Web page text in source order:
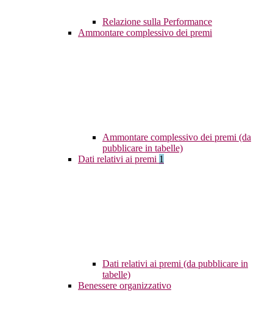
Relazione sulla Performance
Ammontare complessivo dei premi
Ammontare complessivo dei premi (da
pubblicare in tabelle)
Dati relativi ai premi 1
Dati relativi ai premi (da pubblicare in
tabelle)
Benessere organizzativo